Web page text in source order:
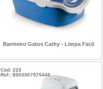
Banheiro Gatos Cathy - Limpa Facil
Cód: 223
Ref.: 8003507975446